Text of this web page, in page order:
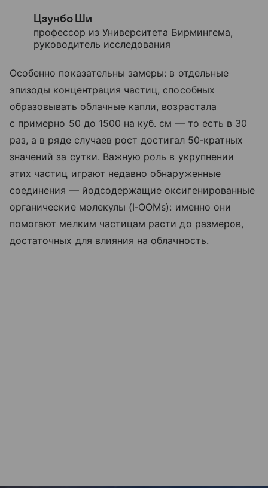
Цзунбо Ши
профессор из Университета Бирмингема,
руководитель исследования
Особенно показательны замеры: в отдельные
эпизоды концентрация частиц, способных
образовывать облачные капли, возрастала
с примерно 50 до 1500 на куб. см — то есть в 30
раз, а в ряде случаев рост достигал 50‑кратных
значений за сутки. Важную роль в укрупнении
этих частиц играют недавно обнаруженные
соединения — йодсодержащие оксигенированные
органические молекулы (I‑OOMs): именно они
помогают мелким частицам расти до размеров,
достаточных для влияния на облачность.